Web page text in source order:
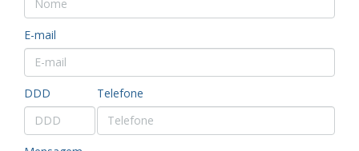
E-mail
DDD Telefone